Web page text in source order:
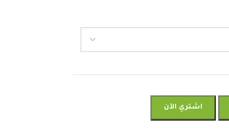
اشتري الآن